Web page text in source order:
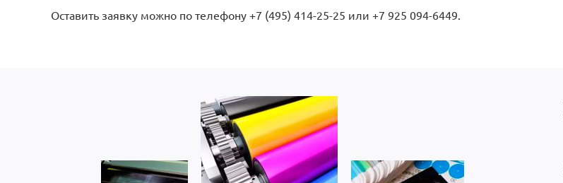
Оставить заявку можно по телефону +7 (495) 414-25-25 или +7 925 094-6449.